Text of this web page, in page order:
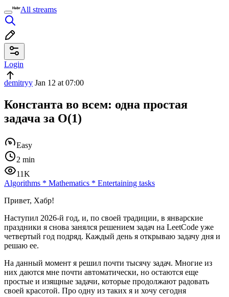
All streams
Login
demitryy Jan 12 at 07:00
Константа во всем: одна простая
задача за O(1)
Easy
2 min
11K
Algorithms * Mathematics * Entertaining tasks
Привет, Хабр!
Наступил 2026-й год, и, по своей традиции, в январские
праздники я снова занялся решением задач на LeetCode уже
четвертый год подряд. Каждый день я открываю задачу дня и
решаю ее.
На данный момент я решил почти тысячу задач. Многие из
них даются мне почти автоматически, но остаются еще
простые и изящные задачи, которые продолжают радовать
своей красотой. Про одну из таких я и хочу сегодня